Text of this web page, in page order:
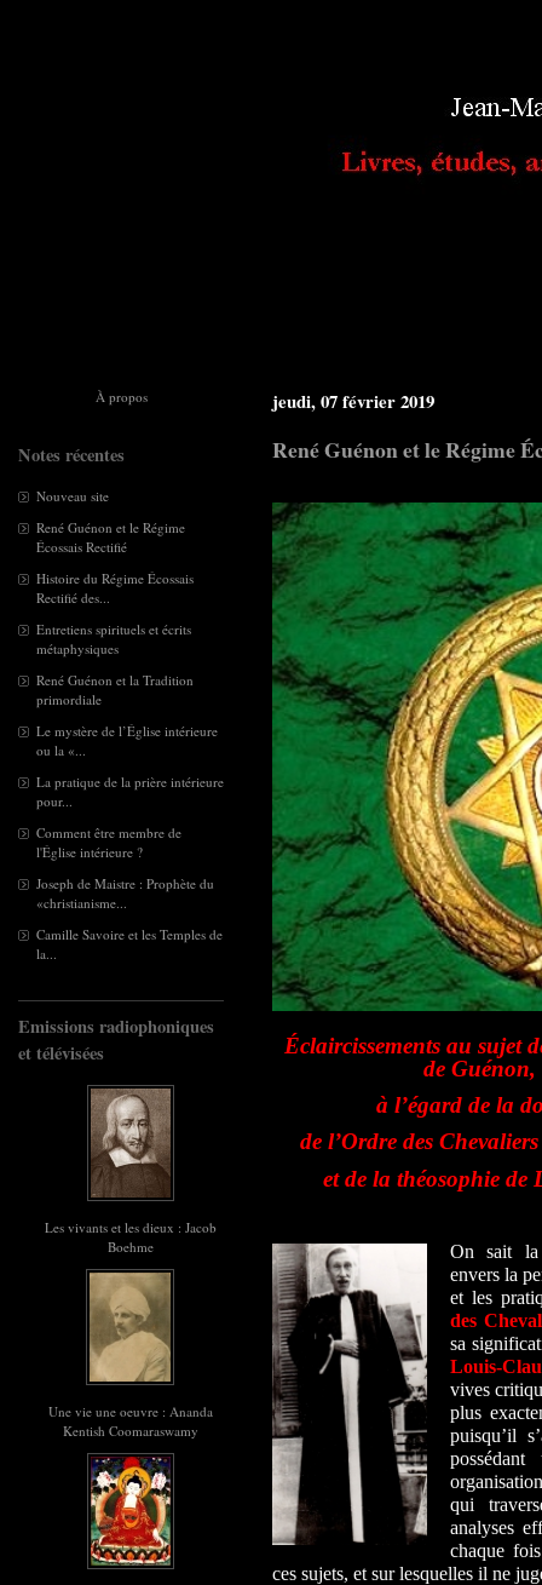
À propos
Notes récentes
Nouveau site
René Guénon et le Régime
Écossais Rectifié
Histoire du Régime Écossais
Rectifié des...
Entretiens spirituels et écrits
métaphysiques
René Guénon et la Tradition
primordiale
Le mystère de l’Église intérieure
ou la «...
La pratique de la prière intérieure
pour...
Comment être membre de
l'Église intérieure ?
Joseph de Maistre : Prophète du
«christianisme...
Camille Savoire et les Temples de
la...
Emissions radiophoniques
et télévisées
Les vivants et les dieux : Jacob
Boehme
Une vie une oeuvre : Ananda
Kentish Coomaraswamy
jeudi, 07 février 2019
René Guénon et le Régime
Éclaircissements au sujet
de Guénon,
à l’égard de la
de l’Ordre des
et de la théosophie
On sait la
envers la
et les
des
sa
Louis-
vives
plus
puisqu’il
qui
analyses
chaque
ces sujets, et sur lesquelles il ne